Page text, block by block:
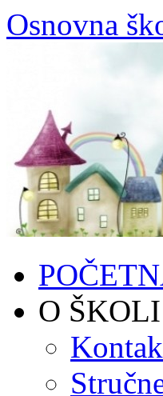
Skoči
do
sadržaja
Osnovna
O ŠKOLI